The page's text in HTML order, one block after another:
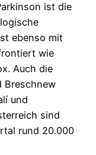
ist die
ebenso mit
wie
Auch die
Breschnew
und
sind
rund 20.000